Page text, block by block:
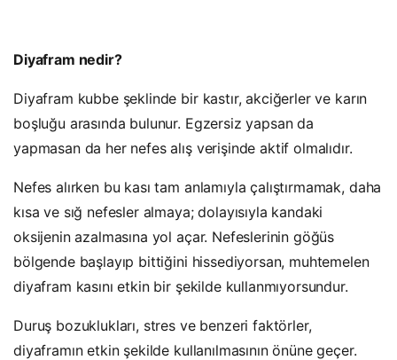
Diyafram nedir?
Diyafram kubbe şeklinde bir kastır, akciğerler ve karın
boşluğu arasında bulunur. Egzersiz yapsan da
yapmasan da her nefes alış verişinde aktif olmalıdır.
Nefes alırken bu kası tam anlamıyla çalıştırmamak, daha
kısa ve sığ nefesler almaya; dolayısıyla kandaki
oksijenin azalmasına yol açar. Nefeslerinin göğüs
bölgende başlayıp bittiğini hissediyorsan, muhtemelen
diyafram kasını etkin bir şekilde kullanmıyorsundur.
Duruş bozuklukları, stres ve benzeri faktörler,
diyaframın etkin şekilde kullanılmasının önüne geçer.